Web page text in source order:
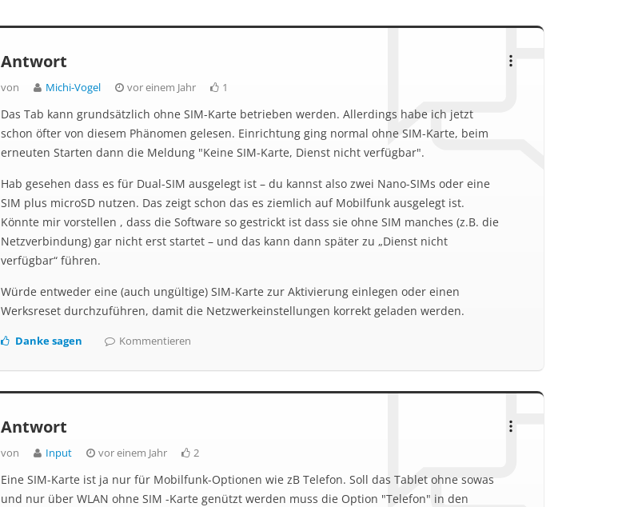
Antwort
von Michi-Vogel vor einem Jahr 1
Das Tab kann grundsätzlich ohne SIM-Karte betrieben werden. Allerdings habe ich jetzt
schon öfter von diesem Phänomen gelesen. Einrichtung ging normal ohne SIM-Karte, beim
erneuten Starten dann die Meldung "Keine SIM-Karte, Dienst nicht verfügbar".
Hab gesehen dass es für Dual-SIM ausgelegt ist – du kannst also zwei Nano-SIMs oder eine
SIM plus microSD nutzen. Das zeigt schon das es ziemlich auf Mobilfunk ausgelegt ist.
Könnte mir vorstellen , dass die Software so gestrickt ist dass sie ohne SIM manches (z.B. die
Netzverbindung) gar nicht erst startet – und das kann dann später zu „Dienst nicht
verfügbar“ führen.
Würde entweder eine (auch ungültige) SIM-Karte zur Aktivierung einlegen oder einen
Werksreset durchzuführen, damit die Netzwerkeinstellungen korrekt geladen werden.
Danke sagen Kommentieren
Antwort
von Input vor einem Jahr 2
Eine SIM-Karte ist ja nur für Mobilfunk-Optionen wie zB Telefon. Soll das Tablet ohne sowas
und nur über WLAN ohne SIM -Karte genützt werden muss die Option "Telefon" in den